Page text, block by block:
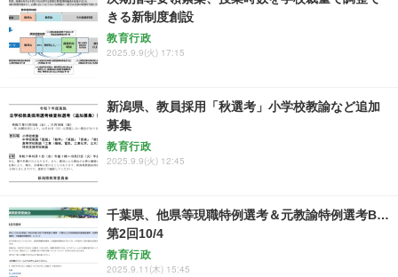
きる新制度創設
教育行政
2025.9.9(火) 17:15
新潟県、教員採用「秋選考」小学校教諭など追加
募集
教育行政
2025.9.9(火) 12:45
千葉県、他県等現職特例選考＆元教諭特例選考B…
第2回10/4
教育行政
2025.9.11(木) 15:45